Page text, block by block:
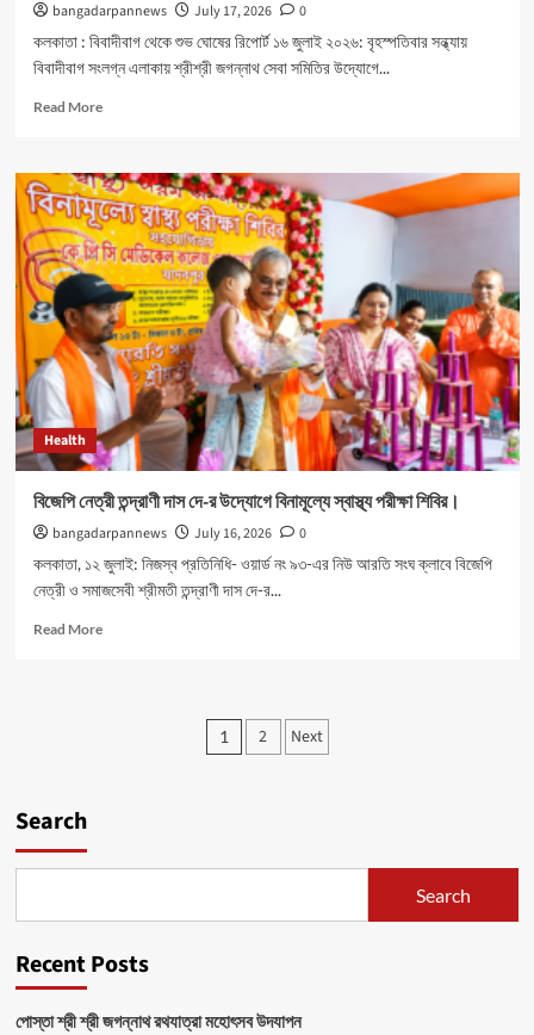
bangadarpannews July 17, 2026
0
কলকাতা : বিবাদীবাগ থেকে শুভ ঘোষের রিপোর্ট ১৬ জুলাই ২০২৬: বৃহস্পতিবার সন্ধ্যায়
বিবাদীবাগ সংলগ্ন এলাকায় শ্রীশ্রী জগন্নাথ সেবা সমিতির উদ্যোগে...
Read MoreRead
শ্রী
শ্রী
জগন্নাথ
সেবা
সমিতির
উদ্যোগে
রথযাত্রা
উৎসব
পালন
করা
হয়।
Health
বিজেপি নেত্রী তন্দ্রাণী দাস দে-র উদ্যোগে বিনামূল্যে স্বাস্থ্য পরীক্ষা শিবির।
bangadarpannews July 16, 2026
0
কলকাতা, ১২ জুলাই: নিজস্ব প্রতিনিধি- ওয়ার্ড নং ৯৩-এর নিউ আরতি সংঘ ক্লাবে বিজেপি
নেত্রী ও সমাজসেবী শ্রীমতী তন্দ্রাণী দাস দে-র...
Read MoreRead
স্বাস্থ্য
শিবির।
Posts
1 2 Next
Search
Search
Recent Posts
পোস্তা শ্রী শ্রী জগন্নাথ রথযাত্রা মহোৎসব উদযাপন